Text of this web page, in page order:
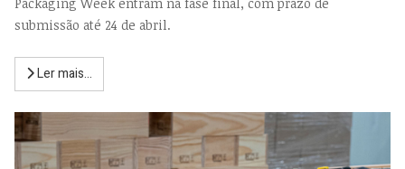
submissão até 24 de abril.
Ler mais...